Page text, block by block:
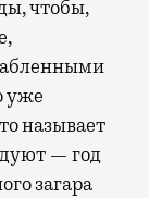
чтобы,
уже
называет
— год
загара